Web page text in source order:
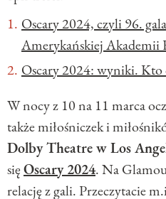
Oscary 2024, czyli 96.
Amerykańskiej Akademii
Oscary 2024: wyniki. Kto
W nocy z 10 na 11 marca
także miłośniczek i
Dolby Theatre w Los
sięOscary 2024. Na
relację z gali. Przeczytacie